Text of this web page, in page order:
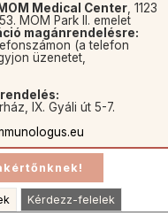
MOM Medical Center, 1123
MOM Park II. emelet
magánrendelésre:
(a telefon
üzenetet,
IX. Gyáli út 5-7.
Kérdezz-felelek